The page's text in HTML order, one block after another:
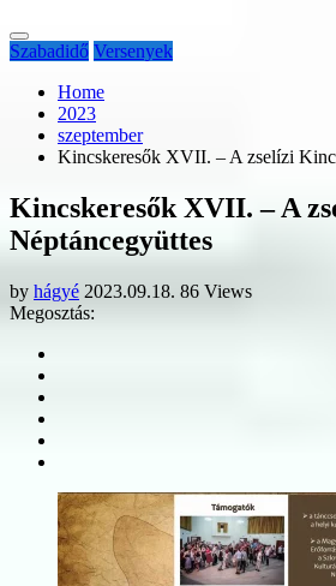
Szabadidő Versenyek
Home
2023
szeptember
Kincskeresők XVII. – A zselízi
Kincskeresők XVII. – A
Néptáncegyüttes
by hágyé 2023.09.18. 86 Views
Megosztás: